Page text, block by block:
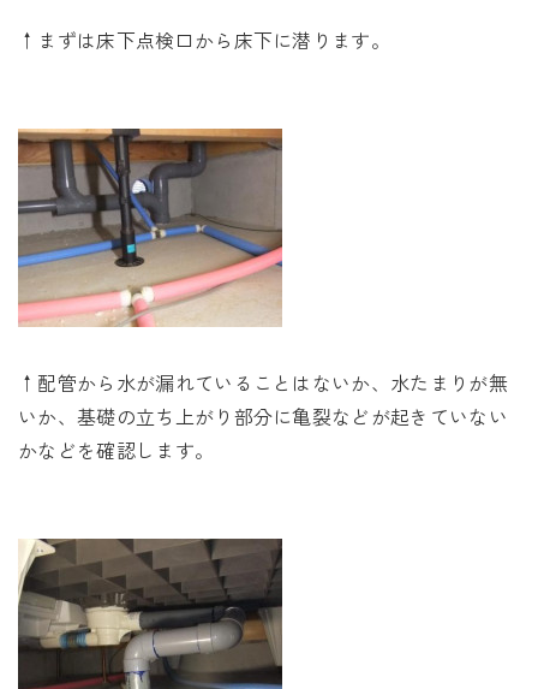
↑まずは床下点検口から床下に潜ります。
↑配管から水が漏れていることはないか、水たまりが無
いか、基礎の立ち上がり部分に亀裂などが起きていない
かなどを確認します。